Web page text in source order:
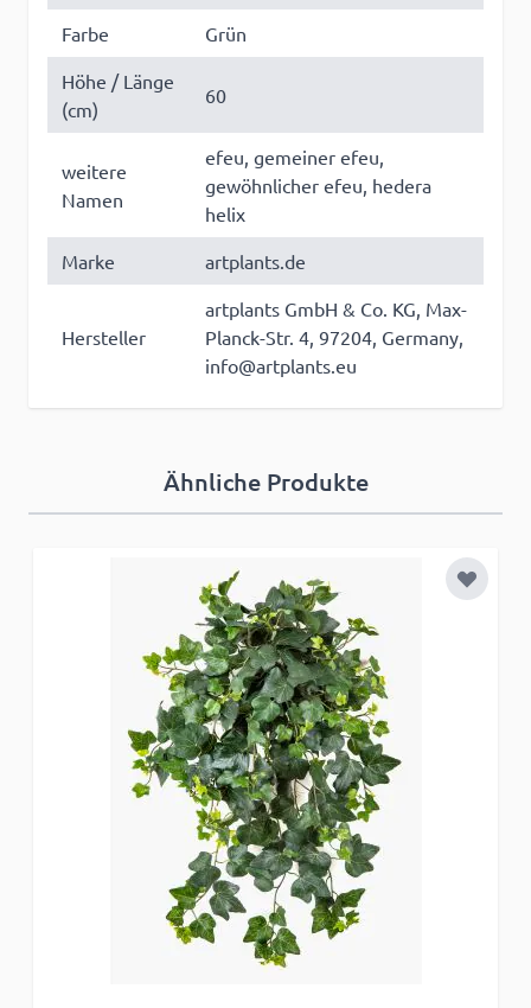
Farbe
Grün
Höhe / Länge
(cm)
60
weitere
Namen
efeu, gemeiner efeu,
gewöhnlicher efeu, hedera
helix
Marke
artplants.de
Hersteller
artplants GmbH & Co. KG, Max-
Planck-Str. 4, 97204, Germany,
info@artplants.eu
Ähnliche Produkte
Zur